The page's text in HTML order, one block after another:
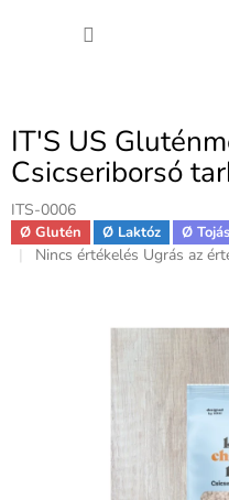
IT'S US
Csicseriborsó
ITS-0006
Ø Glutén Ø Laktóz Ø Tojás
A
Nincs értékelés Ugrás az